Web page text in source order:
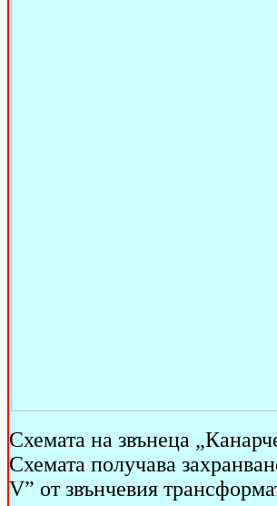
Схемата на звънеца
Схемата получава
V” от звънчевия